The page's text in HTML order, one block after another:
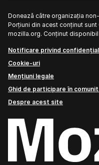
Donează către organizația
Porțiuni din acest conținut
mozilla.org. Conținut
Notificare privind
Cookie-uri
Mențiuni legale
Ghid de participare în
Despre acest site